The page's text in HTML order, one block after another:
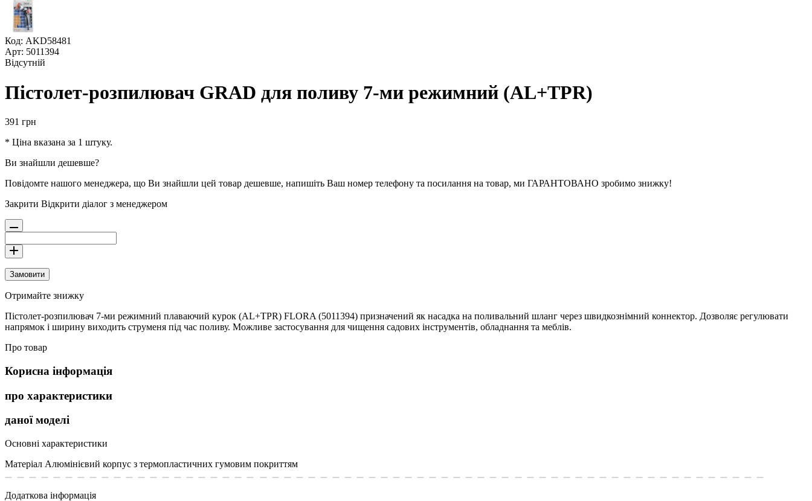
Код: AKD58481
Арт: 5011394
Відсутній
Пістолет-розпилювач GRAD для поливу 7-ми режимний (AL+TPR)
391 грн
* Ціна вказана за 1 штуку.
Ви знайшли дешевше?
Повідомте нашого менеджера, що Ви знайшли цей товар дешевше, напишіть Ваш номер телефону та посилання на товар, ми ГАРАНТОВАНО зробимо знижку!
Закрити Відкрити діалог з менеджером
Замовити
Отримайте знижку
Пістолет-розпилювач 7-ми режимний плаваючий курок (AL+TPR) FLORA (5011394) призначений як насадка на поливальний шланг через швидкознімний коннектор. Дозволяє регулювати
напрямок і ширину виходить струменя під час поливу. Можливе застосування для чищення садових інструментів, обладнання та меблів.
Про товар
Корисна інформація
про характеристики
даної моделі
Основні характеристики
Матеріал Алюмінієвий корпус з термопластичних гумовим покриттям
Додаткова інформація